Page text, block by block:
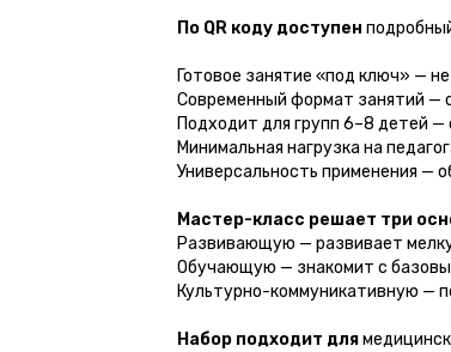
По QR коду доступен
Готовое занятие «под ключ» —
Современный формат занятий —
Подходит для групп 6–8 детей —
Минимальная нагрузка на
Универсальность применения —
Мастер-класс решает три
Развивающую — развивает
Обучающую — знакомит с
Культурно-коммуникативную —
Набор подходит для